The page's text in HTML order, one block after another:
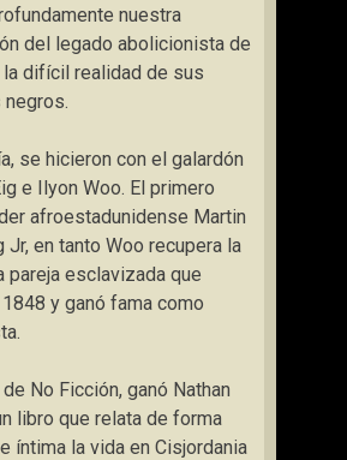
nuestra
del legado abolicionista de
la difícil realidad de sus
.
se hicieron con el galardón
e Ilyon Woo. El primero
afroestadunidense Martin
Jr, en tanto Woo recupera la
pareja esclavizada que
y ganó fama como
No Ficción, ganó Nathan
libro que relata de forma
íntima la vida en Cisjordania